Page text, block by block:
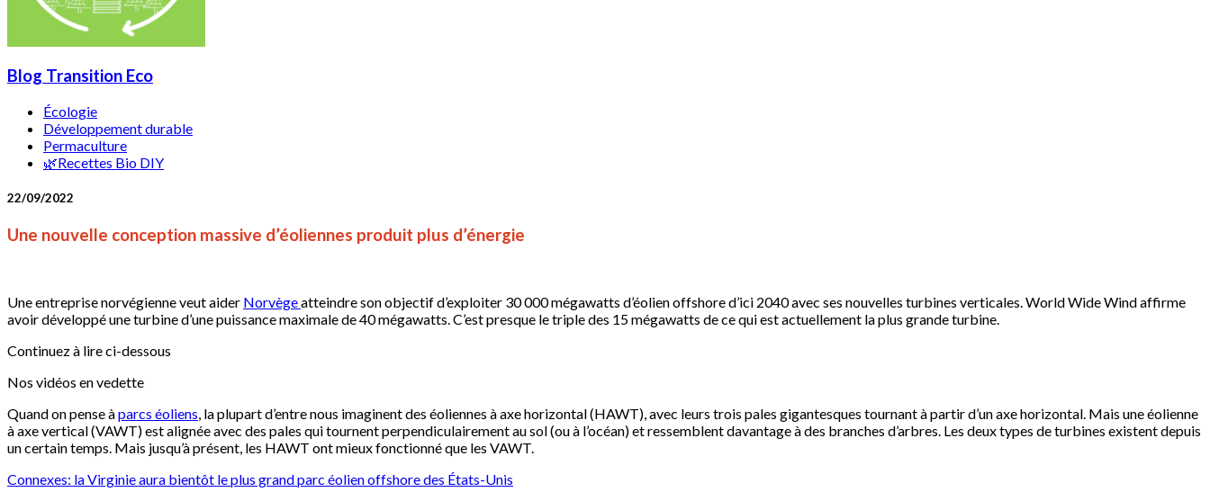
Blog Transition Eco
Écologie
Développement durable
Permaculture
🌿Recettes Bio DIY
22/09/2022
Une nouvelle conception massive d’éoliennes produit plus d’énergie
Une entreprise norvégienne veut aider Norvègeatteindre son objectif d’exploiter 30 000 mégawatts d’éolien offshore d’ici 2040 avec ses nouvelles turbines verticales. World Wide Wind affirme
avoir développé une turbine d’une puissance maximale de 40 mégawatts. C’est presque le triple des 15 mégawatts de ce qui est actuellement la plus grande turbine.
Continuez à lire ci-dessous
Nos vidéos en vedette
Quand on pense àparcs éoliens, la plupart d’entre nous imaginent des éoliennes à axe horizontal (HAWT), avec leurs trois pales gigantesques tournant à partir d’un axe horizontal. Mais une éolienne
à axe vertical (VAWT) est alignée avec des pales qui tournent perpendiculairement au sol (ou à l’océan) et ressemblent davantage à des branches d’arbres. Les deux types de turbines existent depuis
un certain temps. Mais jusqu’à présent, les HAWT ont mieux fonctionné que les VAWT.
Connexes: la Virginie aura bientôt le plus grand parc éolien offshore des États-Unis